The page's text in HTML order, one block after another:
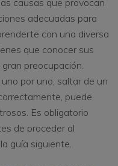
causas que provocan
adecuadas para
con una diversa
que conocer sus
preocupación.
por uno, saltar de un
puede
Es obligatorio
de proceder al
guía siguiente.